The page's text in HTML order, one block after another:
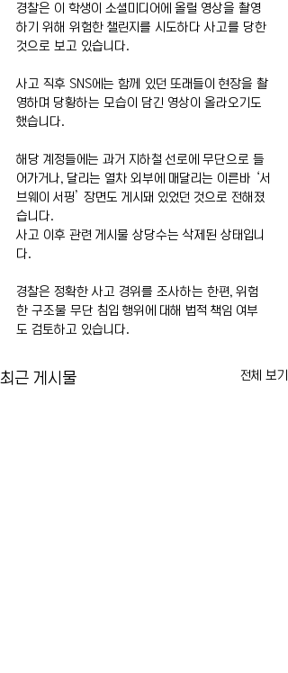
경찰은 이 학생이 소셜미디어에 올릴 영상을 촬영
하기 위해 위험한 챌린지를 시도하다 사고를 당한
것으로 보고 있습니다.
사고 직후 SNS에는 함께 있던 또래들이 현장을 촬
영하며 당황하는 모습이 담긴 영상이 올라오기도
했습니다.
해당 계정들에는 과거 지하철 선로에 무단으로 들
어가거나, 달리는 열차 외부에 매달리는 이른바 ‘서
브웨이 서핑’ 장면도 게시돼 있었던 것으로 전해졌
습니다.
사고 이후 관련 게시물 상당수는 삭제된 상태입니
다.
경찰은 정확한 사고 경위를 조사하는 한편, 위험
한 구조물 무단 침입 행위에 대해 법적 책임 여부
도 검토하고 있습니다.
최근 게시물 전체 보기